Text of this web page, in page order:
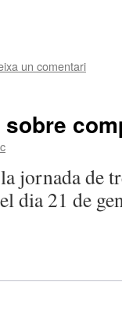
un comentari
jornada de
dia 21 de